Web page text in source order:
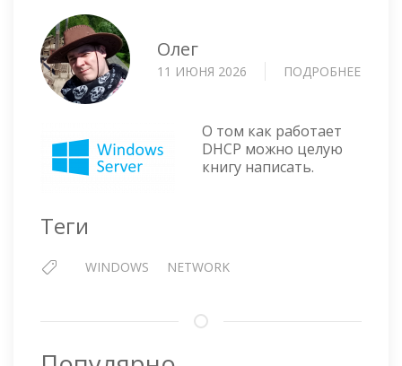
Олег
11 ИЮНЯ 2026 ПОДРОБНЕЕ
О том как работает
DHCP можно целую
книгу написать.
Теги
WINDOWS NETWORK